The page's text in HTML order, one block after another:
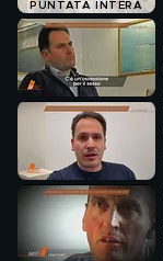
PUNTATA INTERA